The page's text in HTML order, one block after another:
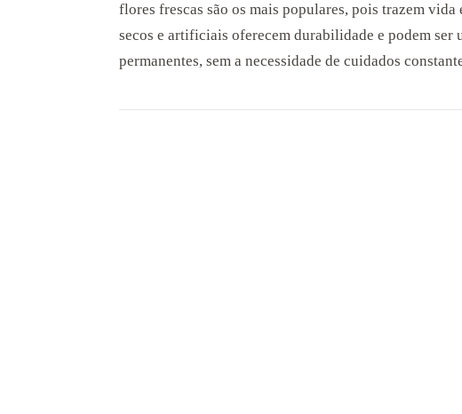
flores frescas são os mais populares, pois trazem vida
secos e artificiais oferecem durabilidade e podem ser
permanentes, sem a necessidade de cuidados